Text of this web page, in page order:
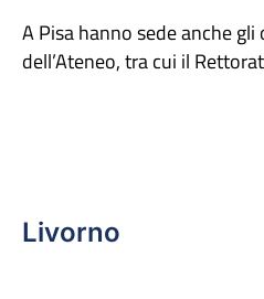
A Pisa hanno sede anche
dell’Ateneo, tra cui il
Livorno